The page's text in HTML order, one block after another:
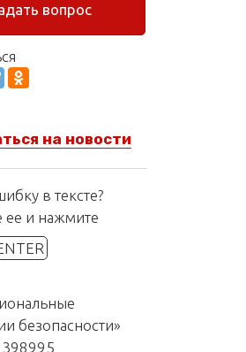
вопрос
на новости
в тексте?
ее и нажмите
безопасности»